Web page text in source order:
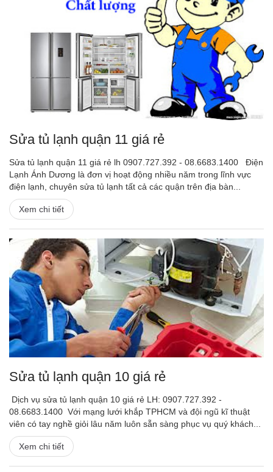
Sửa tủ lạnh quận 11 giá rẻ
Sửa tủ lạnh quận 11 giá rẻ lh 0907.727.392 - 08.6683.1400 Điện
Lạnh Ánh Dương là đơn vị hoạt động nhiều năm trong lĩnh vực
điện lạnh, chuyên sửa tủ lạnh tất cả các quận trên địa bàn...
Xem chi tiết
Sửa tủ lạnh quận 10 giá rẻ
Dịch vụ sửa tủ lạnh quận 10 giá rẻ LH: 0907.727.392 -
08.6683.1400 Với mạng lưới khắp TPHCM và đội ngũ kĩ thuật
viên có tay nghề giỏi lâu năm luôn sẵn sàng phục vụ quý khách...
Xem chi tiết